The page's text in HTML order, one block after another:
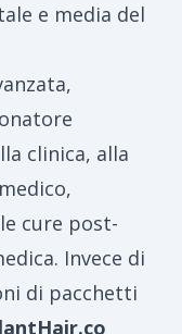
e media del
clinica, alla
cure post-
Invece di
di pacchetti